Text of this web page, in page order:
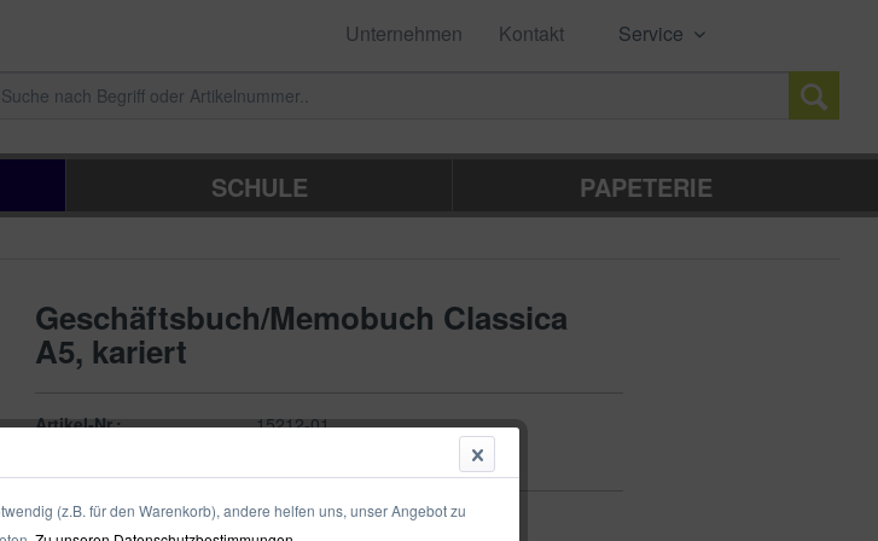
Unternehmen Kontakt Service
SCHULE PAPETERIE
Geschäftsbuch/Memobuch Classica
A5, kariert
Artikel-Nr.:
15212-01
(z.B. für den Warenkorb), andere helfen uns, unser Angebot zu